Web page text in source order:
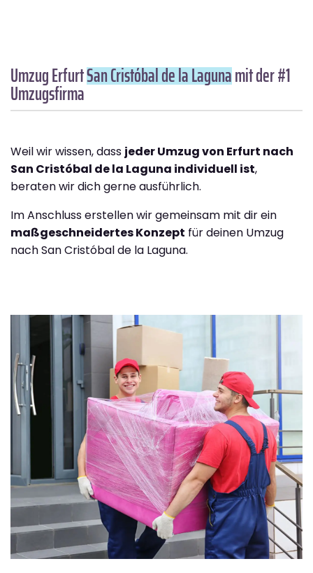
Umzug ErfurtSan Cristóbal de la Lagunamit der #1
Umzugsfirma
Weil wir wissen, dass jeder Umzug von Erfurt nach
San Cristóbal de la Laguna individuell ist,
beraten wir dich gerne ausführlich.
Im Anschluss erstellen wir gemeinsam mit dir ein
maßgeschneidertes Konzept für deinen Umzug
nach San Cristóbal de la Laguna.